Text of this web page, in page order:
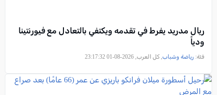
ريال مدريد يفرط في تقدمه ويكتفي بالتعادل مع فيورنتينا
ودياً
فئة: رياضة وشباب, كل العرب, 2026-08-01 23:17:32